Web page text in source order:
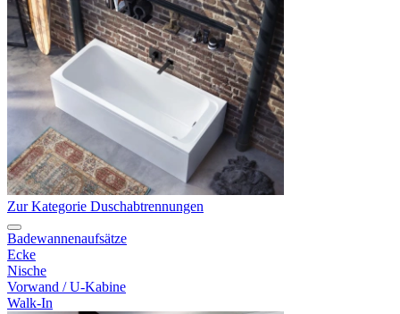
Zur Kategorie Duschabtrennungen
Badewannenaufsätze
Ecke
Nische
Vorwand / U-Kabine
Walk-In